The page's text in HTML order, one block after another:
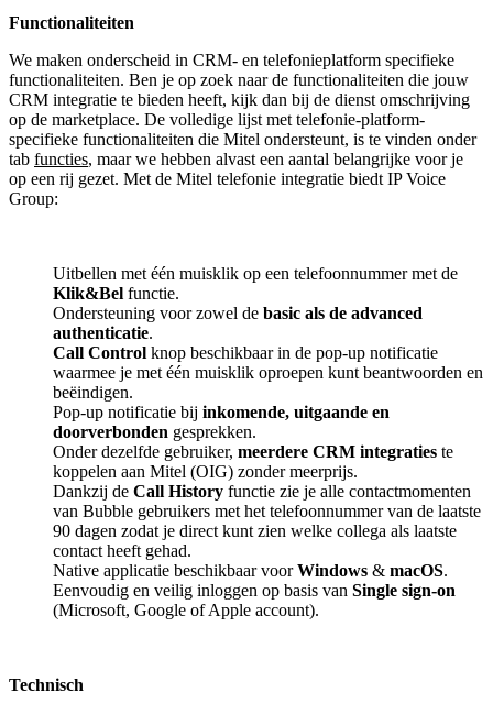
Functionaliteiten
We maken onderscheid in CRM- en telefonieplatform specifieke
functionaliteiten. Ben je op zoek naar de functionaliteiten die jouw
CRM integratie te bieden heeft, kijk dan bij de dienst omschrijving
op de marketplace. De volledige lijst met telefonie-platform-
specifieke functionaliteiten die Mitel ondersteunt, is te vinden onder
tab functies, maar we hebben alvast een aantal belangrijke voor je
op een rij gezet. Met de Mitel telefonie integratie biedt IP Voice
Group:
Uitbellen met één muisklik op een telefoonnummer met de
Klik&Bel functie.
Ondersteuning voor zowel de basic als de advanced
authenticatie.
Call Control knop beschikbaar in de pop-up notificatie
waarmee je met één muisklik oproepen kunt beantwoorden en
beëindigen.
Pop-up notificatie bij inkomende, uitgaande en
doorverbonden gesprekken.
Onder dezelfde gebruiker, meerdere CRM integraties te
koppelen aan Mitel (OIG) zonder meerprijs.
Dankzij de Call History functie zie je alle contactmomenten
van Bubble gebruikers met het telefoonnummer van de laatste
90 dagen zodat je direct kunt zien welke collega als laatste
contact heeft gehad.
Native applicatie beschikbaar voorWindows & macOS.
Eenvoudig en veilig inloggen op basis van Single sign-on
(Microsoft, Google of Apple account).
Technisch